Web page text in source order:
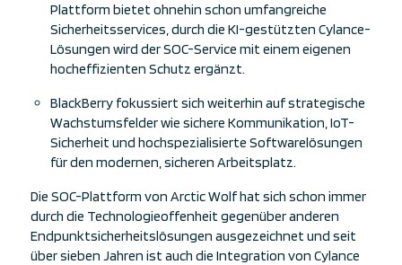
Plattform bietet ohnehin schon umfangreiche
Sicherheitsservices, durch die KI-gestützten Cylance-
Lösungen wird der SOC-Service mit einem eigenen
hocheffizienten Schutz ergänzt.
BlackBerry fokussiert sich weiterhin auf strategische
Wachstumsfelder wie sichere Kommunikation, IoT-
Sicherheit und hochspezialisierte Softwarelösungen
für den modernen, sicheren Arbeitsplatz.
Die SOC-Plattform von Arctic Wolf hat sich schon immer
durch die Technologieoffenheit gegenüber anderen
Endpunktsicherheitslösungen ausgezeichnet und seit
über sieben Jahren ist auch die Integration von Cylance